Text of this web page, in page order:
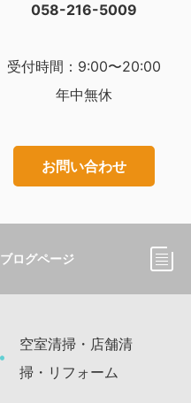
058-216-5009
受付時間：9:00〜20:00
年中無休
お問い合わせ
ブログページ
空室清掃・店舗清
掃・リフォーム